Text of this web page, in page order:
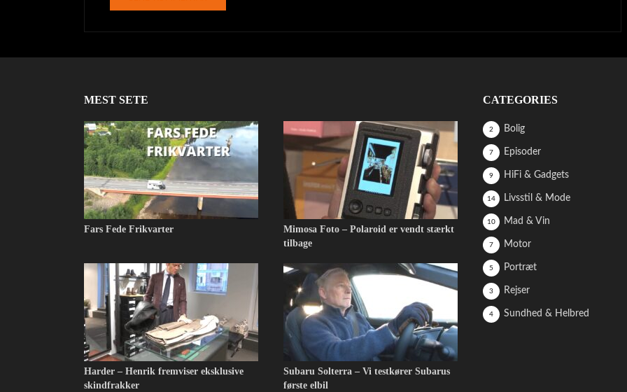
MEST SETE
Fars Fede Frikvarter
Mimosa Foto – Polaroid er vendt stærkt
tilbage
Harder – Henrik fremviser eksklusive
skindfrakker
Subaru Solterra – Vi testkører Subarus
første elbil
CATEGORIES
Bolig
2
Episoder
7
HiFi & Gadgets
9
Livsstil & Mode
14
Mad & Vin
10
Motor
7
Portræt
5
Rejser
3
Sundhed & Helbred
4